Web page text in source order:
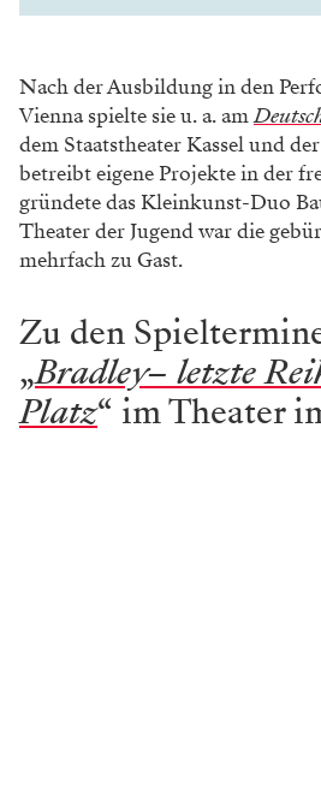
Nach der Ausbildung in den
Vienna spielte sie u. a. am
dem Staatstheater Kassel und
betreibt eigene Projekte in der
gründete das Kleinkunst-Duo
Theater der Jugend war die
mehrfach zu Gast.
Zu den
„Bradley– letzte
Platz“ im Theater